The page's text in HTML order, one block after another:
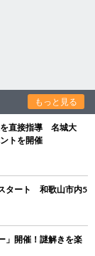
もっと見る
を直接指導 名城大
トを開催
タート 和歌山市内5
」開催！謎解きを楽